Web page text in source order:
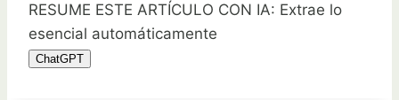
RESUME ESTE ARTÍCULO CON IA: Extrae lo
esencial automáticamente
ChatGPT